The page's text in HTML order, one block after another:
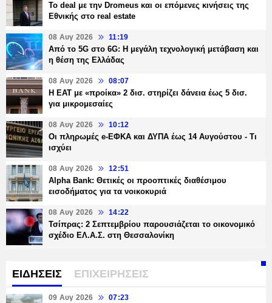
Το deal με την Dromeus και οι επόμενες κινήσεις της
Εθνικής στο real estate
08 Αυγ 2026 11:19
Από το 5G στο 6G: Η μεγάλη τεχνολογική μετάβαση και
η θέση της Ελλάδας
08 Αυγ 2026 08:07
Η ΕΑΤ με «προίκα» 2 δισ. στηρίζει δάνεια έως 5 δισ.
για μικρομεσαίες
08 Αυγ 2026 10:12
Οι πληρωμές e-ΕΦΚΑ και ΔΥΠΑ έως 14 Αυγούστου - Τι
ισχύει
08 Αυγ 2026 12:51
Alpha Bank: Θετικές οι προοπτικές διαθέσιμου
εισοδήματος για τα νοικοκυριά
08 Αυγ 2026 14:22
Τσίπρας: 2 Σεπτεμβρίου παρουσιάζεται το οικονομικό
σχέδιο ΕΛ.Α.Σ. στη Θεσσαλονίκη
ΕΙΔΗΣΕΙΣ ΕΠΙΧΕΙΡΗΣΕΙΣ
09 Αυγ 2026 07:23